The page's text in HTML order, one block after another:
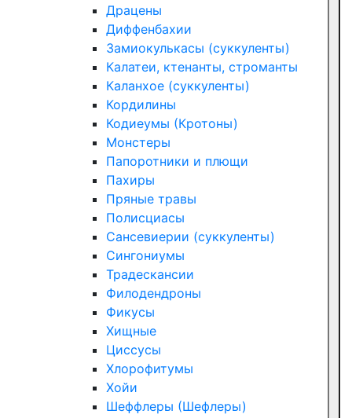
Драцены
Диффенбахии
Замиокулькасы (суккуленты)
Калатеи, ктенанты, строманты
Каланхое (суккуленты)
Кордилины
Кодиеумы (Кротоны)
Монстеры
Папоротники и плющи
Пахиры
Пряные травы
Полисциасы
Сансевиерии (суккуленты)
Сингониумы
Традескансии
Филодендроны
Фикусы
Хищные
Циссусы
Хлорофитумы
Хойи
Шеффлеры (Шефлеры)